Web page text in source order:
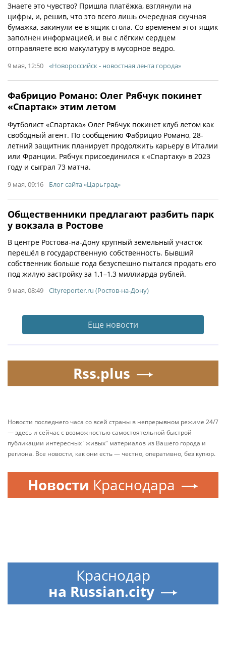
Знаете это чувство? Пришла платёжка, взглянули на
цифры, и, решив, что это всего лишь очередная скучная
бумажка, закинули её в ящик стола. Со временем этот ящик
заполнен информацией, и вы с лёгким сердцем
отправляете всю макулатуру в мусорное ведро.
9 мая, 12:50 «Новороссийск - новостная лента города»
Фабрицио Романо: Олег Рябчук покинет
«Спартак» этим летом
Футболист «Спартака» Олег Рябчук покинет клуб летом как
свободный агент. По сообщению Фабрицио Романо, 28-
летний защитник планирует продолжить карьеру в Италии
или Франции. Рябчук присоединился к «Спартаку» в 2023
году и сыграл 73 матча.
9 мая, 09:16 Блог сайта «Царьград»
Общественники предлагают разбить парк
у вокзала в Ростове
В центре Ростова-на-Дону крупный земельный участок
перешёл в государственную собственность. Бывший
собственник больше года безуспешно пытался продать его
под жилую застройку за 1,1–1,3 миллиарда рублей.
9 мая, 08:49 Cityreporter.ru (Ростов-на-Дону)
Еще новости
Rss.plus
Новости последнего часа со всей страны в непрерывном режиме 24/7
— здесь и сейчас с возможностью самостоятельной быстрой
публикации интересных "живых" материалов из Вашего города и
региона. Все новости, как они есть — честно, оперативно, без купюр.
Новости Краснодара
Краснодар
на Russian.city